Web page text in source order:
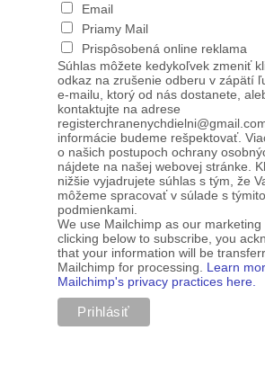
Email
Priamy Mail
Prispôsobená online reklama
Súhlas môžete kedykoľvek zmeniť
odkaz na zrušenie odberu v zápätí
e-mailu, ktorý od nás dostanete,
kontaktujte na adrese
informácie budeme rešpektovať.
o našich postupoch ochrany
nájdete na našej webovej stránke.
nižšie vyjadrujete súhlas s tým, že
môžeme spracovať v súlade s týmito
podmienkami.
We use Mailchimp as our
clicking below to subscribe, you
that your information will be
Mailchimp for processing. Learn
Mailchimp's privacy practices here.